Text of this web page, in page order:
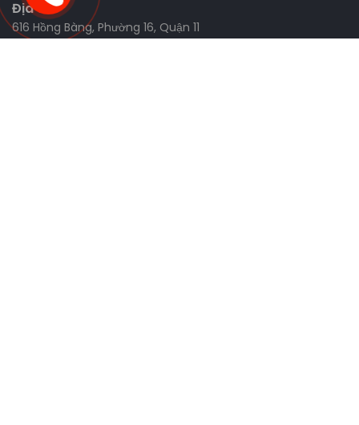
Địa chỉ
616 Hồng Bàng, Phường 16, Quận 11